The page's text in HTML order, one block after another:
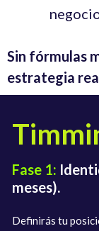
Sin fórmulas
estrategia
Fase 1:
meses).
Definirás tu